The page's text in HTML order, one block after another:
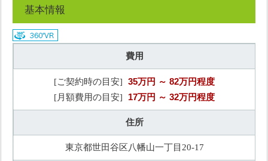
基本情報
費用
[ご契約時の目安] 35万円 ～ 82万円程度
[月額費用の目安] 17万円 ～ 32万円程度
住所
東京都世田谷区八幡山一丁目20-17